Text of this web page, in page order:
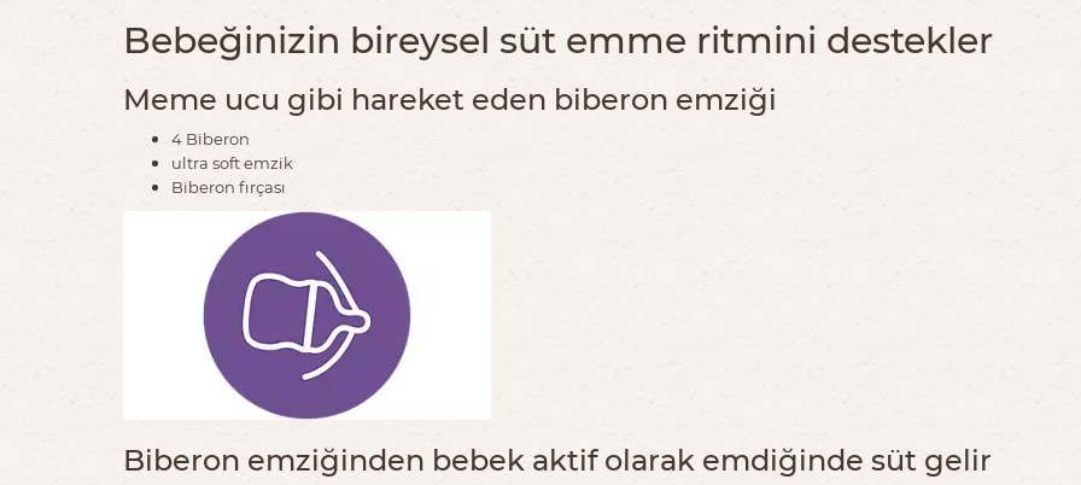
Bebeğinizin bireysel süt emme ritmini destekler
Meme ucu gibi hareket eden biberon emziği
4 Biberon
ultra soft emzik
Biberon fırçası
Biberon emziğinden bebek aktif olarak emdiğinde süt gelir